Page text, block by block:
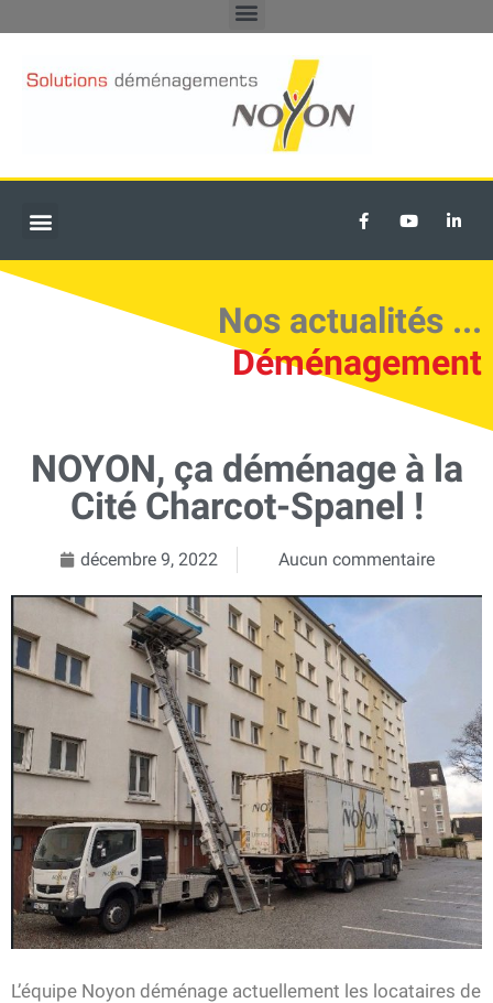
Nos actualités ...
Déménagement
NOYON, ça déménage à la
Cité Charcot-Spanel !
décembre 9, 2022 Aucun commentaire
L’équipe Noyon déménage actuellement les locataires de